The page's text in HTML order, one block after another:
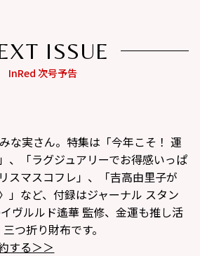
ISSUE
な実さん。特集は「今年こそ！ 運
、「ラグジュアリーでお得感いっぱ
マスコフレ」、「吉高由里子が
」など、付録はジャーナル スタン
ヴルルド遙華 監修、金運も推し活
つ折り財布です。
する＞＞